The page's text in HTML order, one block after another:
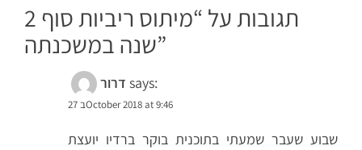
2 תגובות על “מיתוס ריביות סוף
שנה במשכנתה”
דרור says:
27 בOctober 2018 at 9:46
שבוע שעבר שמעתי בתוכנית בוקר ברדיו יועצת